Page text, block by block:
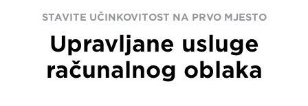
STAVITE UČINKOVITOST NA PRVO MJESTO
Upravljane usluge
računalnog oblaka